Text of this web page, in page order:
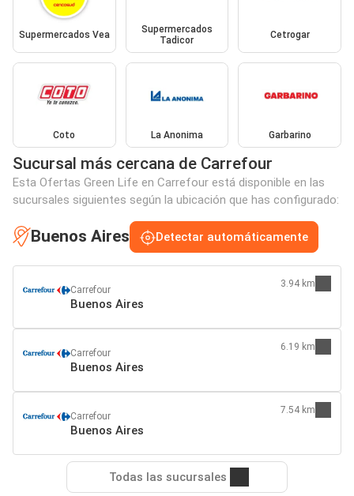
Supermercados Vea
Supermercados
Tadicor
Cetrogar
Coto La Anonima Garbarino
Sucursal más cercana de Carrefour
Esta Ofertas Green Life en Carrefour está disponible en las
sucursales siguientes según la ubicación que has configurado:
Buenos Aires Detectar automáticamente
Carrefour
Buenos Aires
3.94 km
Carrefour
Buenos Aires
6.19 km
Carrefour
Buenos Aires
7.54 km
Todas las sucursales